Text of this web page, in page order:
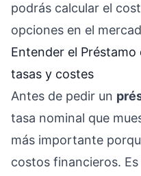
podrás calcular el
opciones en el
Entender el Préstamo
tasas y costes
Antes de pedir un
tasa nominal que
más importante
costos financieros.